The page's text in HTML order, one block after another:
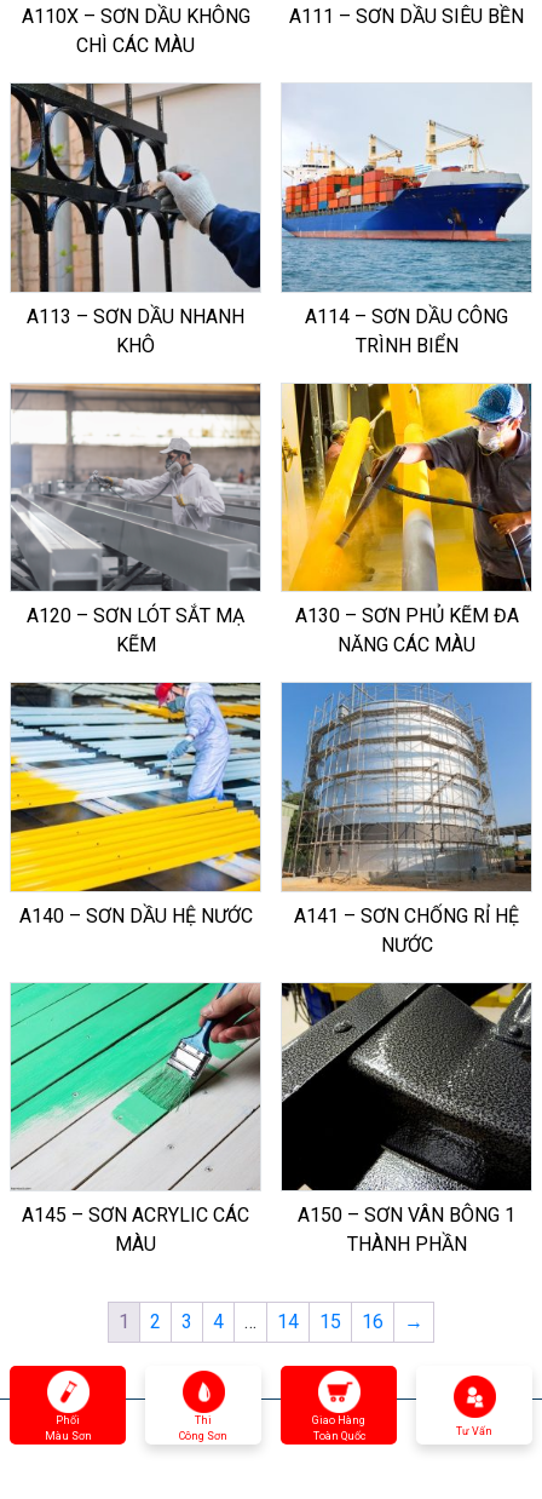
A110X – SƠN DẦU KHÔNG
CHÌ CÁC MÀU
A111 – SƠN DẦU SIÊU BỀN
A113 – SƠN DẦU NHANH
KHÔ
A114 – SƠN DẦU CÔNG
TRÌNH BIỂN
A120 – SƠN LÓT SẮT MẠ
KẼM
A130 – SƠN PHỦ KẼM ĐA
NĂNG CÁC MÀU
A140 – SƠN DẦU HỆ NƯỚC
A141 – SƠN CHỐNG RỈ HỆ
NƯỚC
A145 – SƠN ACRYLIC CÁC
MÀU
A150 – SƠN VÂN BÔNG 1
THÀNH PHẦN
1 2 3 4 … 14 15 16 →
Phối
Màu Sơn
Thi
Công Sơn
Giao Hàng
Toàn Quốc
Tư Vấn